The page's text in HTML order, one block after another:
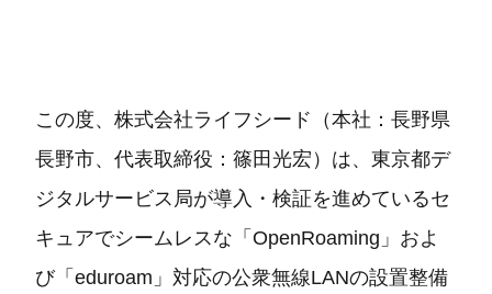
この度、株式会社ライフシード（本社：⻑野県
長野市、代表取締役：篠田光宏）は、東京都デ
ジタルサービス局が導⼊・検証を進めているセ
キュアでシームレスな「OpenRoaming」およ
び「eduroam」対応の公衆無線LANの設置整備